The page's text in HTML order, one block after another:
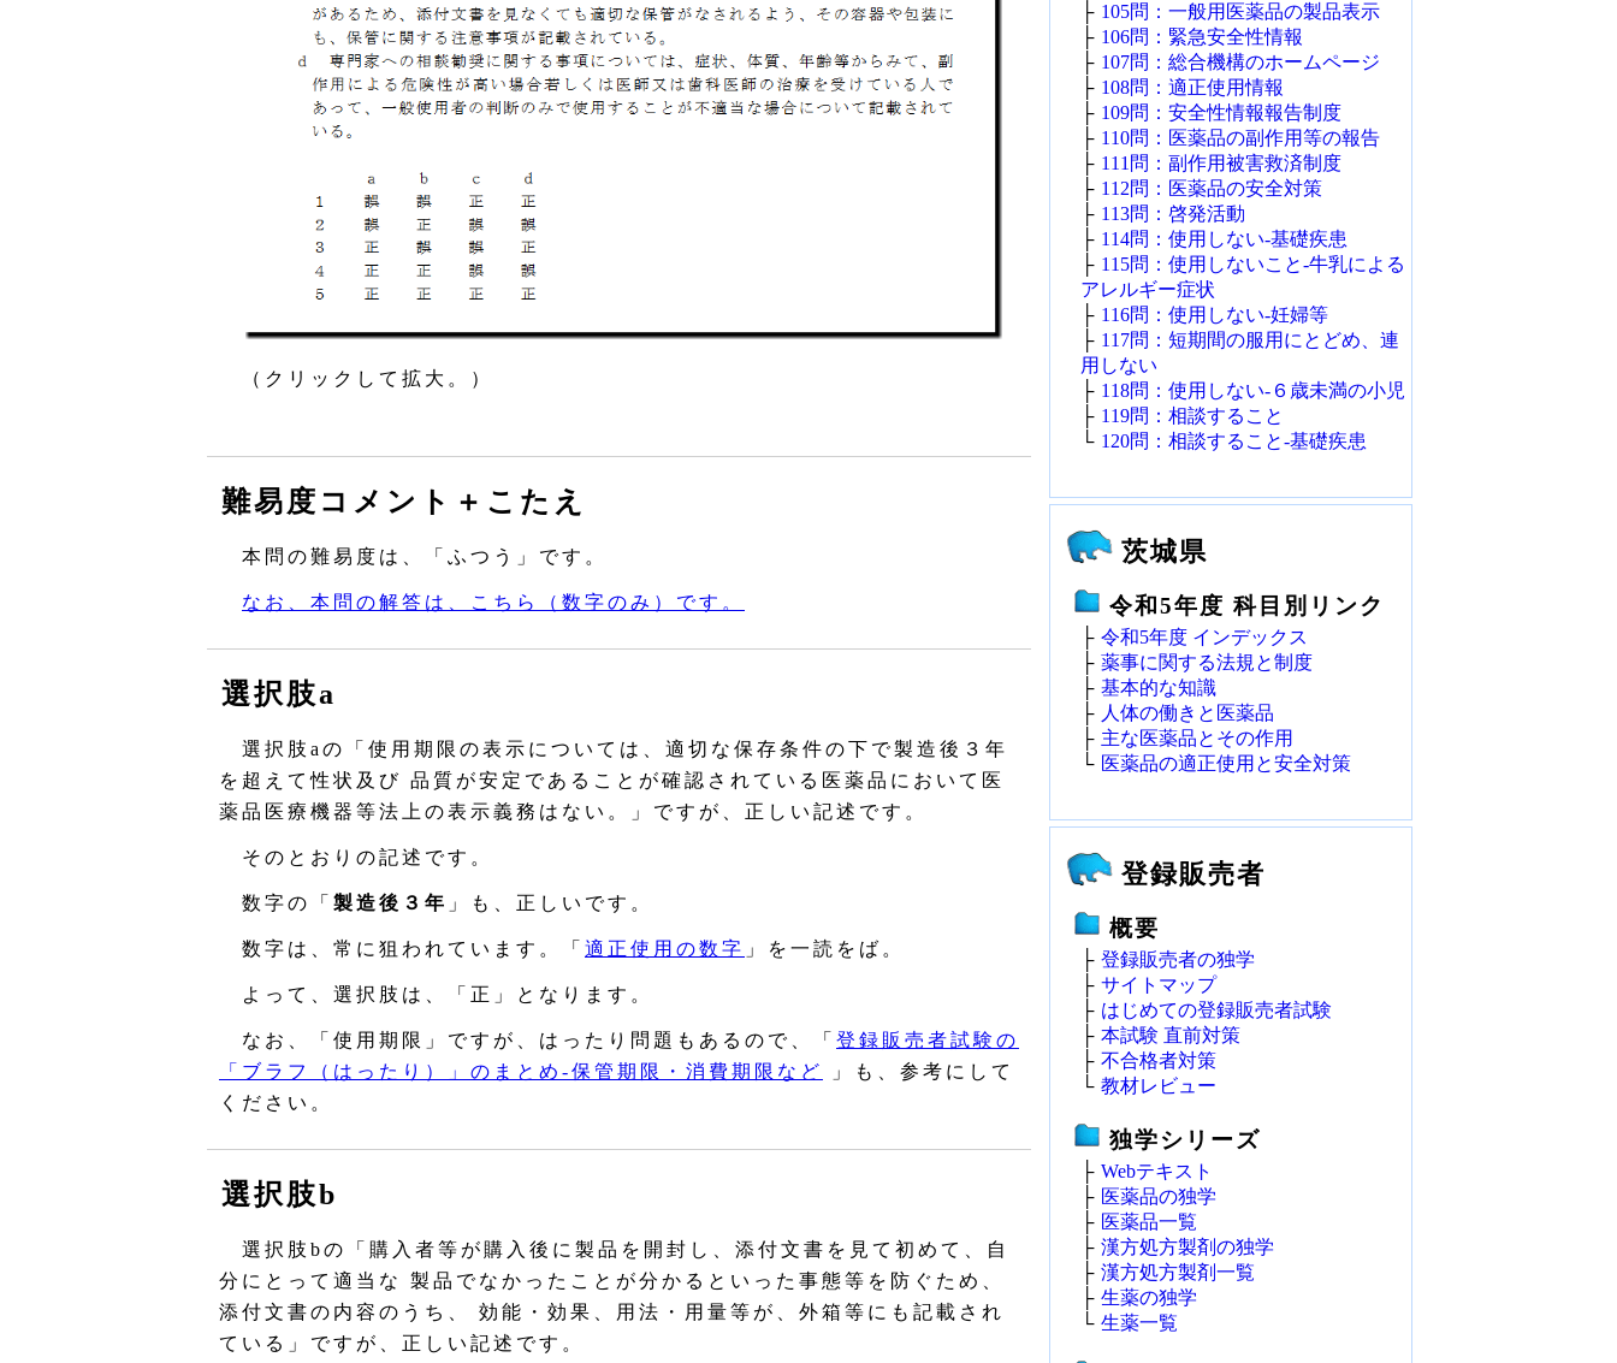
（クリックして拡大。）
難易度コメント＋こたえ
本問の難易度は、「ふつう」です。
なお、本問の解答は、こちら（数字のみ）です。
選択肢a
選択肢aの「使用期限の表示については、適切な保存条件の下で製造後３年
を超えて性状及び 品質が安定であることが確認されている医薬品において医
薬品医療機器等法上の表示義務はない。」ですが、正しい記述です。
そのとおりの記述です。
数字の「 製造後３年 」も、正しいです。
数字は、常に狙われています。「 適正使用の数字 」を一読をば。
よって、選択肢は、「正」となります。
なお、「使用期限」ですが、はったり問題もあるので、「 登録販売者試験の
「ブラフ（はったり）」のまとめ‐保管期限・消費期限など
」も、参考にして
ください。
選択肢b
選択肢bの「購入者等が購入後に製品を開封し、添付文書を見て初めて、自
分にとって適当な 製品でなかったことが分かるといった事態等を防ぐため、
添付文書の内容のうち、 効能・効果、用法・用量等が、外箱等にも記載され
ている」ですが、正しい記述です。
├ 105問：一般用医薬品の製品表示
├ 106問：緊急安全性情報
├ 107問：総合機構のホームページ
├ 108問：適正使用情報
├ 109問：安全性情報報告制度
├ 110問：医薬品の副作用等の報告
├ 111問：副作用被害救済制度
├ 112問：医薬品の安全対策
├ 113問：啓発活動
├ 114問：使用しない‐基礎疾患
├ 115問：使用しないこと‐牛乳による
アレルギー症状
├ 116問：使用しない‐妊婦等
├ 117問：短期間の服用にとどめ、連
用しない
├ 118問：使用しない‐６歳未満の小児
├ 119問：相談すること
└ 120問：相談すること‐基礎疾患
茨城県
令和5年度 科目別リンク
├ 令和5年度 インデックス
├ 薬事に関する法規と制度
├ 基本的な知識
├ 人体の働きと医薬品
├ 主な医薬品とその作用
└ 医薬品の適正使用と安全対策
登録販売者
概要
├ 登録販売者の独学
├ サイトマップ
├ はじめての登録販売者試験
├ 本試験 直前対策
├ 不合格者対策
└ 教材レビュー
独学シリーズ
├ Webテキスト
├ 医薬品の独学
├ 医薬品一覧
├ 漢方処方製剤の独学
├ 漢方処方製剤一覧
├ 生薬の独学
└ 生薬一覧